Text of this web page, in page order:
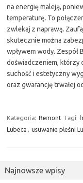
na energię maleją,
temperaturę. To
zwlekaj z naprawą.
skutecznie można
wpływem wody. Zespół
doświadczeniem, którzy
suchość i estetyczny
oraz gwarancję trwałej
Kategoria: Remont Tagi:
Lubeca , usuwanie pleśni
Najnowsze wpisy